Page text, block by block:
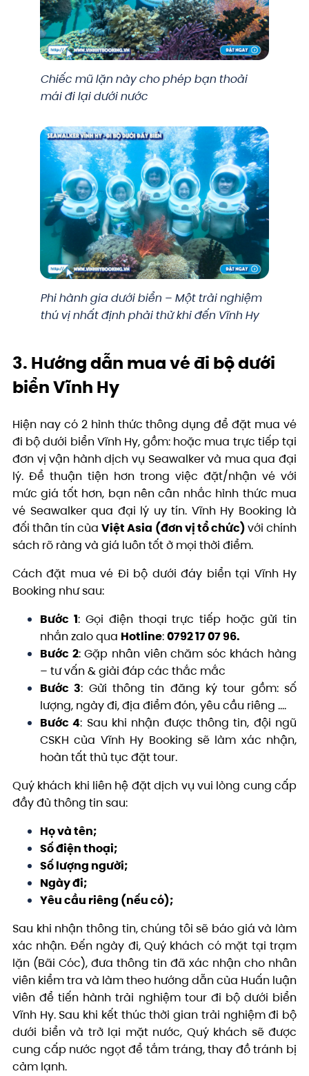
Chiếc mũ lặn này cho phép bạn thoải
mái đi lại dưới nước
Phi hành gia dưới biển – Một trải nghiệm
thú vị nhất định phải thử khi đến Vĩnh Hy
3. Hướng dẫn mua vé đi bộ dưới
biển Vĩnh Hy
Hiện nay có 2 hình thức thông dụng để đặt mua vé
đi bộ dưới biển Vĩnh Hy, gồm: hoặc mua trực tiếp tại
đơn vị vận hành dịch vụ Seawalker và mua qua đại
lý. Để thuận tiện hơn trong việc đặt/nhận vé với
mức giá tốt hơn, bạn nên cân nhắc hình thức mua
vé Seawalker qua đại lý uy tín. Vĩnh Hy Booking là
đối thân tín củaViệt Asia (đơn vị tổ chức)với chính
sách rõ ràng và giá luôn tốt ở mọi thời điểm.
Cách đặt mua vé Đi bộ dưới đáy biển tại Vĩnh Hy
Booking như sau:
Bước 1: Gọi điện thoại trực tiếp hoặc gửi tin
nhắn zalo qua Hotline:0792 17 07 96.
Bước 2: Gặp nhân viên chăm sóc khách hàng
– tư vấn & giải đáp các thắc mắc
Bước 3: Gửi thông tin đăng ký tour gồm: số
lượng, ngày đi, địa điểm đón, yêu cầu riêng ….
Bước 4: Sau khi nhận được thông tin, đội ngũ
CSKH của Vĩnh Hy Booking sẽ làm xác nhận,
hoàn tất thủ tục đặt tour.
Quý khách khi liên hệ đặt dịch vụ vui lòng cung cấp
đầy đủ thông tin sau:
Họ và tên;
Số điện thoại;
Số lượng người;
Ngày đi;
Yêu cầu riêng (nếu có);
Sau khi nhận thông tin, chúng tôi sẽ báo giá và làm
xác nhận. Đến ngày đi, Quý khách có mặt tại trạm
lặn (Bãi Cóc), đưa thông tin đã xác nhận cho nhân
viên kiểm tra và làm theo hướng dẫn của Huấn luận
viên để tiến hành trải nghiệm tour đi bộ dưới biển
Vĩnh Hy. Sau khi kết thúc thời gian trải nghiệm đi bộ
dưới biển và trở lại mặt nước, Quý khách sẽ được
cung cấp nước ngọt để tắm tráng, thay đồ tránh bị
cảm lạnh.